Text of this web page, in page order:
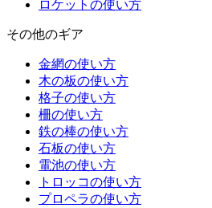
ロケットの使い方
その他のギア
金網の使い方
木の板の使い方
格子の使い方
柵の使い方
鉄の棒の使い方
石板の使い方
電池の使い方
トロッコの使い方
プロペラの使い方